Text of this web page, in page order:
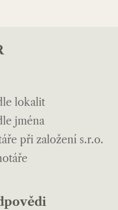
lokalit
jména
při založení s.r.o.